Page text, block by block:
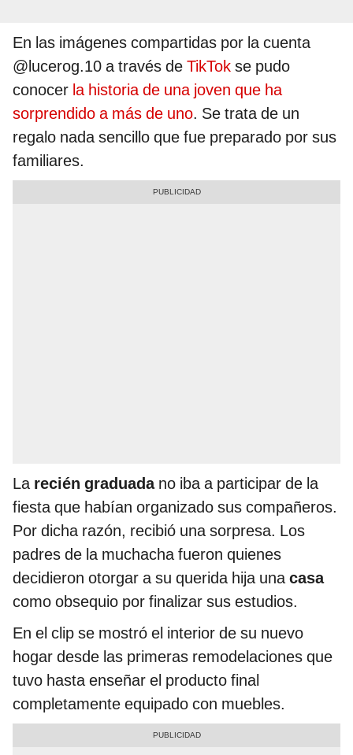
En las imágenes compartidas por la cuenta
@lucerog.10 a través de TikTok se pudo
conocer la historia de una joven que ha
sorprendido a más de uno. Se trata de un
regalo nada sencillo que fue preparado por sus
familiares.
La recién graduada no iba a participar de la
fiesta que habían organizado sus compañeros.
Por dicha razón, recibió una sorpresa. Los
padres de la muchacha fueron quienes
decidieron otorgar a su querida hija unacasa
como obsequio por finalizar sus estudios.
En el clip se mostró el interior de su nuevo
hogar desde las primeras remodelaciones que
tuvo hasta enseñar el producto final
completamente equipado con muebles.